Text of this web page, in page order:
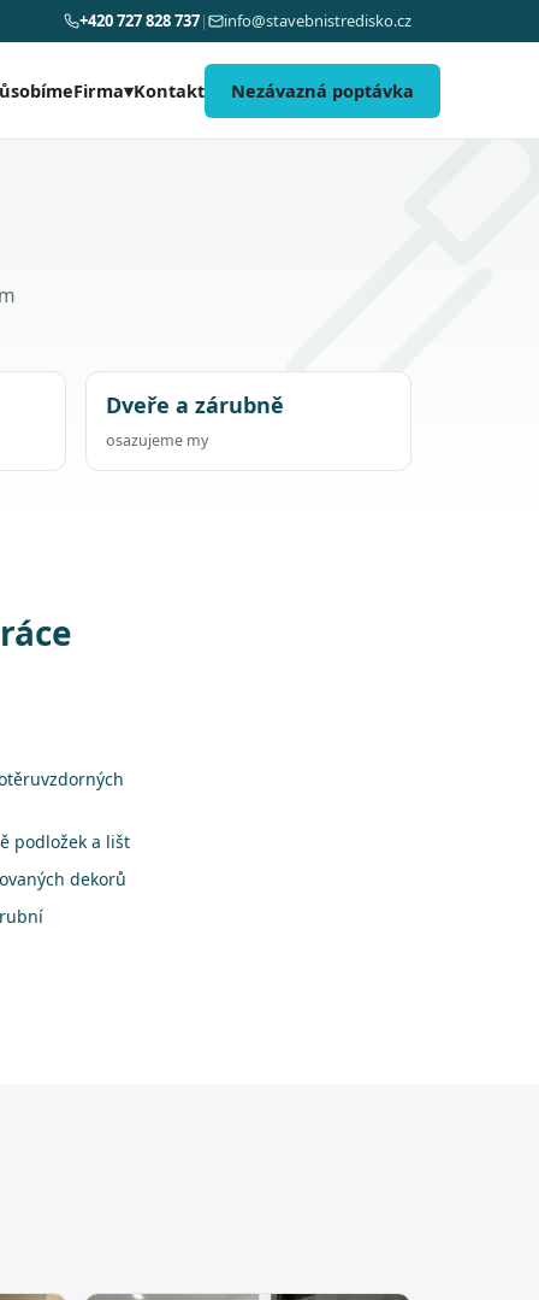
+420 727 828 737| info@stavebnistredisko.cz
Firma▾Kontakt Nezávazná poptávka
Dveře a zárubně
osazujeme my
podložek a lišt
dekorů